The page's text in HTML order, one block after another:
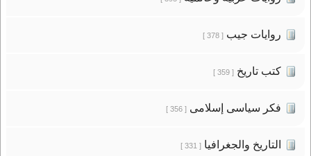
روايات جيب[ 378 ]
كتب تاريخ[ 359 ]
فكر سياسى إسلامى[ 356 ]
التاريخ والجغرافيا[ 331 ]